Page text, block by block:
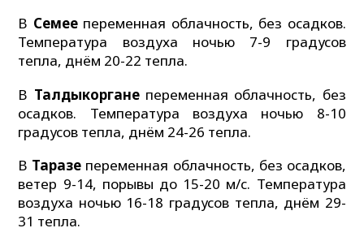
В Семеепеременная облачность, без осадков.
Температура воздуха ночью 7-9 градусов
тепла, днём 20-22 тепла.
В Талдыкорганепеременная облачность, без
осадков. Температура воздуха ночью 8-10
градусов тепла, днём 24-26 тепла.
В Таразе переменная облачность, без осадков,
ветер 9-14, порывы до 15-20 м/с. Температура
воздуха ночью 16-18 градусов тепла, днём 29-
31 тепла.